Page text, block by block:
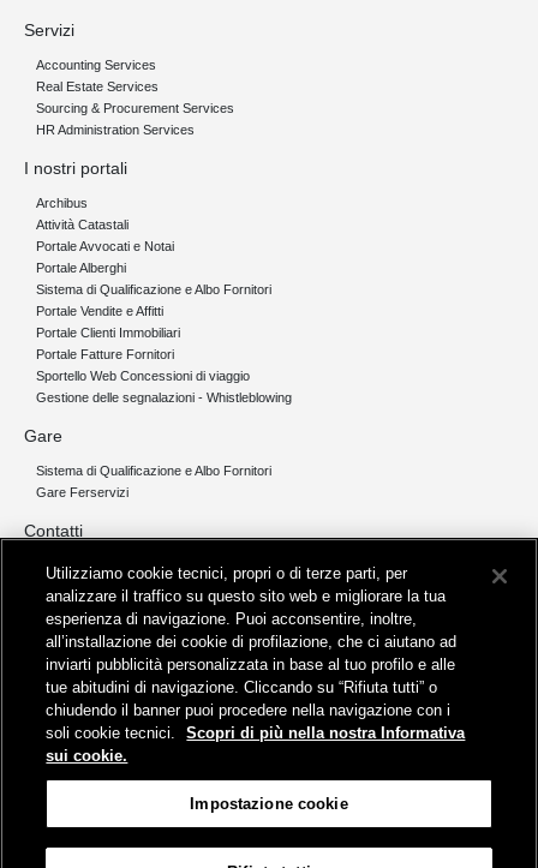
Servizi
Accounting Services
Real Estate Services
Sourcing & Procurement Services
HR Administration Services
I nostri portali
Archibus
Attività Catastali
Portale Avvocati e Notai
Portale Alberghi
Sistema di Qualificazione e Albo Fornitori
Portale Vendite e Affitti
Portale Clienti Immobiliari
Portale Fatture Fornitori
Sportello Web Concessioni di viaggio
Gestione delle segnalazioni - Whistleblowing
Gare
Sistema di Qualificazione e Albo Fornitori
Gare Ferservizi
Contatti
Contatti e Mappa Sedi Operative
Mappa Ferrotel
Sede Centrale:
Via Tripolitania 30, 00199 Roma
Telefono: 06 4410 9700 / 9701
ferservizi@pec.ferservizi.it
Utilizziamo cookie tecnici, propri o di terze parti, per
analizzare il traffico su questo sito web e migliorare la tua
esperienza di navigazione. Puoi acconsentire, inoltre,
all’installazione dei cookie di profilazione, che ci aiutano ad
inviarti pubblicità personalizzata in base al tuo profilo e alle
tue abitudini di navigazione. Cliccando su “Rifiuta tutti” o
chiudendo il banner puoi procedere nella navigazione con i
soli cookie tecnici.
Scopri di più nella nostra Informativa
sui cookie.
Impostazione cookie